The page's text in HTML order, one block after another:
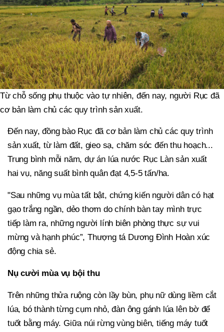
Từ chỗ sống phụ thuộc vào tự nhiên, đến nay, người Rục đã
cơ bản làm chủ các quy trình sản xuất.
Đến nay, đồng bào Rục đã cơ bản làm chủ các quy trình
sản xuất, từ làm đất, gieo sạ, chăm sóc đến thu hoạch...
Trung bình mỗi năm, dự án lúa nước Rục Làn sản xuất
hai vụ, năng suất bình quân đạt 4,5-5 tấn/ha.
"Sau những vụ mùa tất bật, chứng kiến người dân có hạt
gạo trắng ngần, dẻo thơm do chính bàn tay mình trực
tiếp làm ra, những người lính biên phòng thực sự vui
mừng và hạnh phúc”, Thượng tá Dương Đình Hoàn xúc
động chia sẻ.
Nụ cười mùa vụ bội thu
Trên những thửa ruộng còn lầy bùn, phụ nữ dùng liềm cắt
lúa, bó thành từng cụm nhỏ, đàn ông gánh lúa lên bờ để
tuốt bằng máy. Giữa núi rừng vùng biên, tiếng máy tuốt